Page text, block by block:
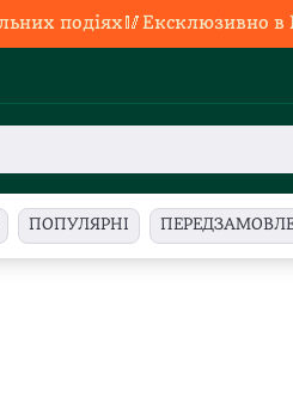
подіях🥢Ексклюзивно в
ПОПУЛЯРНІ